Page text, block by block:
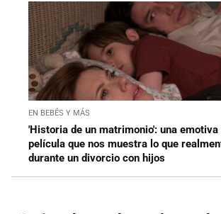
EN BEBÉS Y MÁS
'Historia de un matrimonio': una
película que nos muestra lo que
durante un divorcio con hijos